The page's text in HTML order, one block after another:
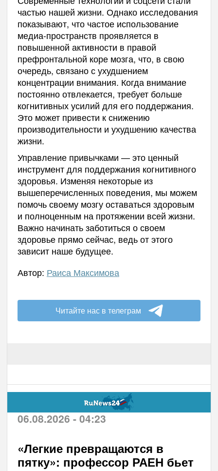
частью нашей жизни. Однако исследования
показывают, что частое использование
медиа-пространств проявляется в
повышенной активности в правой
префронтальной коре мозга, что, в свою
очередь, связано с ухудшением
концентрации внимания. Когда внимание
постоянно отвлекается, требует больше
когнитивных усилий для его поддержания.
Это может привести к снижению
производительности и ухудшению качества
жизни.
Управление привычками — это ценный
инструмент для поддержания когнитивного
здоровья. Изменяя некоторые из
вышеперечисленных поведения, мы можем
помочь своему мозгу оставаться здоровым
и полноценным на протяжении всей жизни.
Важно начинать заботиться о своем
здоровье прямо сейчас, ведь от этого
зависит наше будущее.
Автор: Раиса Максимова
Читайте нас в телеграм
06.08.2026 - 04:23
«Легкие превращаются в
пятку»: профессор РАЕН бьет